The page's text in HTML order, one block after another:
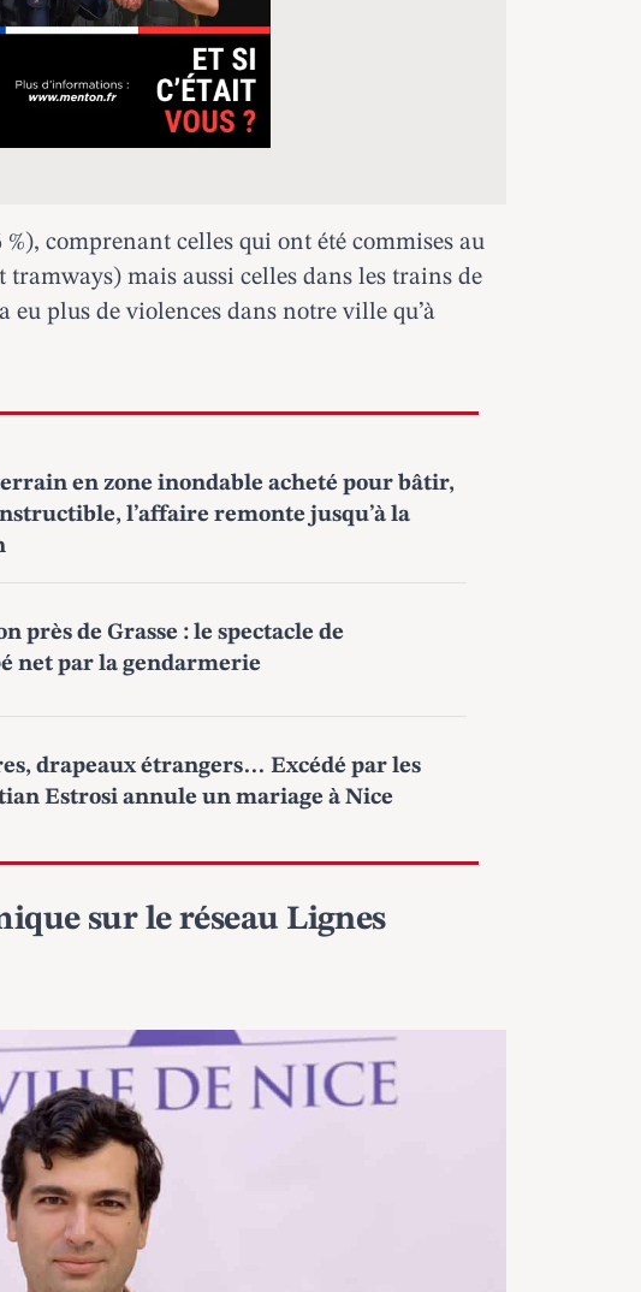
comprenant celles qui ont été commises au
tramways) mais aussi celles dans les trains de
plus de violences dans notre ville qu’à
en zone inondable acheté pour bâtir,
l’affaire remonte jusqu’à la
près de Grasse : le spectacle de
net par la gendarmerie
drapeaux étrangers… Excédé par les
Estrosi annule un mariage à Nice
sur le réseau Lignes